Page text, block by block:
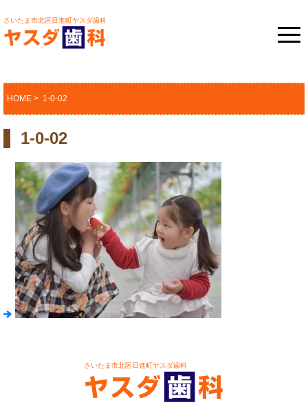
さいたま市北区日進町ヤスダ歯科
HOME > 1-0-02
1-0-02
さいたま市北区日進町ヤスダ歯科